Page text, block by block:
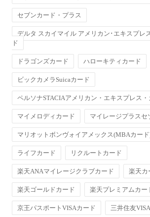
セブンカード・プラス
デルタ スカイマイル アメリカン･エキスプレ
ド
ドラゴンズカード ハローキティカード
ビックカメラSuicaカード
ペルソナSTACIAアメリカン・エキスプレス・
マイメロディカード マイレージプラスセ
マリオットボンヴォイアメックス(MBAカー
ライフカード リクルートカード
楽天ANAマイレージクラブカード 楽天カ
楽天ゴールドカード 楽天プレミアムカー
京王パスポートVISAカード 三井住友